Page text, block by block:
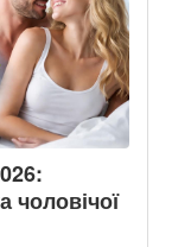
чоловічої